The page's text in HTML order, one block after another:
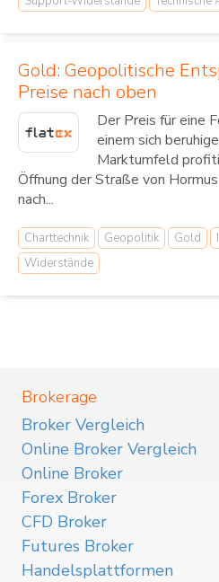
Gold: Geopolitische
Preise nach oben
Der Preis für eine
einem sich
Marktumfeld
Öffnung der Straße von
nach...
Charttechnik Geopolitik Gold
Widerstände
Brokerage
Broker Vergleich
Online Broker Vergleich
Online Broker
Forex Broker
CFD Broker
Futures Broker
Handelsplattformen